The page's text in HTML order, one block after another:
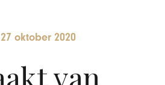
27 oktober 2020
van